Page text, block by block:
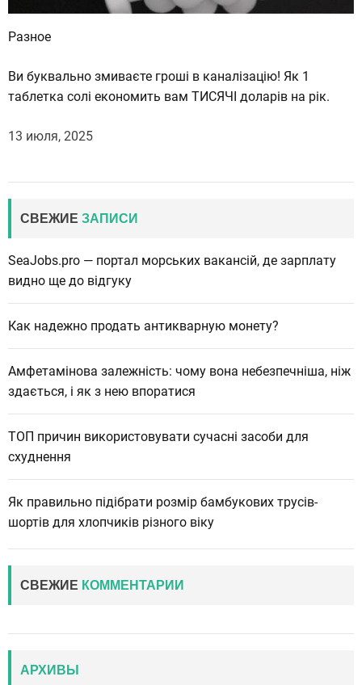
Разное
Ви буквально змиваєте гроші в каналізацію! Як 1
таблетка солі економить вам ТИСЯЧІ доларів на рік.
13 июля, 2025
СВЕЖИЕ ЗАПИСИ
SeaJobs.pro — портал морських вакансій, де зарплату
видно ще до відгуку
Как надежно продать антикварную монету?
Амфетамінова залежність: чому вона небезпечніша, ніж
здається, і як з нею впоратися
ТОП причин використовувати сучасні засоби для
схуднення
Як правильно підібрати розмір бамбукових трусів-
шортів для хлопчиків різного віку
СВЕЖИЕ КОММЕНТАРИИ
АРХИВЫ